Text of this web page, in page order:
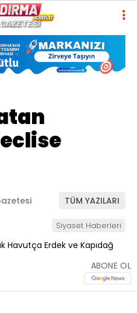
TÜM YAZILARI
Siyaset Haberleri
ABONE OL